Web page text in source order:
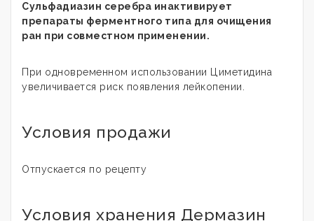
Сульфадиазин серебра инактивирует
препараты ферментного типа для очищения
ран при совместном применении.
При одновременном использовании Циметидина
увеличивается риск появления лейкопении.
Условия продажи
Отпускается по рецепту
Условия хранения Дермазин